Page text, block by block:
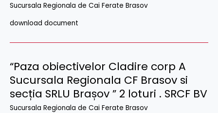
Sucursala Regionala de Cai Ferate Brasov
download document
“Paza obiectivelor Cladire corp A
Sucursala Regionala CF Brasov si
secția SRLU Brașov ” 2 loturi . SRCF BV
Sucursala Regionala de Cai Ferate Brasov